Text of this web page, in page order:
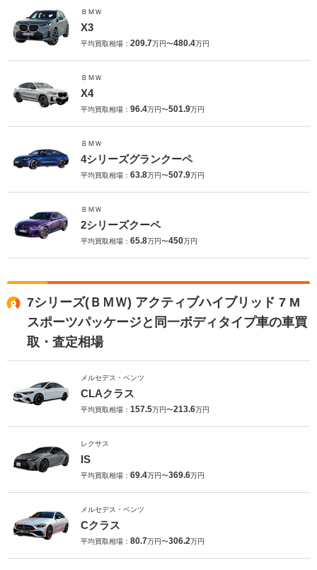
ＢＭＷ
X3
平均買取相場： 209.7万円〜480.4万円
ＢＭＷ
X4
平均買取相場： 96.4万円〜501.9万円
ＢＭＷ
4シリーズグランクーペ
平均買取相場： 63.8万円〜507.9万円
ＢＭＷ
2シリーズクーペ
平均買取相場： 65.8万円〜450万円
7シリーズ(ＢＭＷ) アクティブハイブリッド 7 M
スポーツパッケージと同一ボディタイプ車の車買
取・査定相場
メルセデス・ベンツ
CLAクラス
平均買取相場： 157.5万円〜213.6万円
レクサス
IS
平均買取相場： 69.4万円〜369.6万円
メルセデス・ベンツ
Cクラス
平均買取相場： 80.7万円〜306.2万円